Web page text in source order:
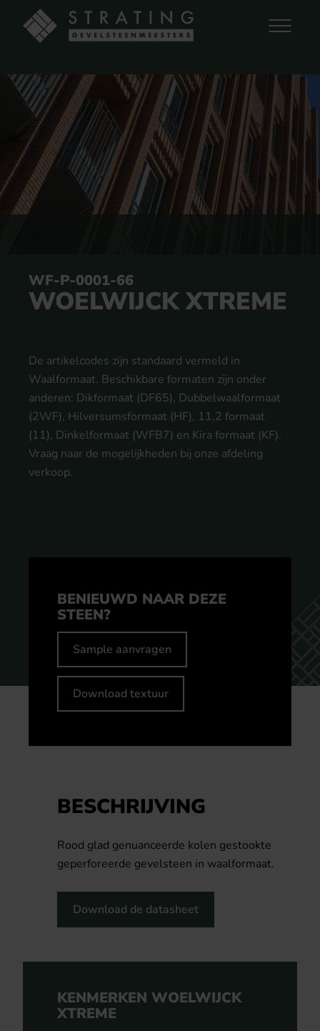
WF-P-0001-66
WOELWIJCK XTREME
De artikelcodes zijn standaard vermeld in
Waalformaat. Beschikbare formaten zijn onder
anderen: Dikformaat (DF65), Dubbelwaalformaat
(2WF), Hilversumsformaat (HF), 11,2 formaat
(11), Dinkelformaat (WFB7) en Kira formaat (KF).
Vraag naar de mogelijkheden bij onze afdeling
verkoop.
BENIEUWD NAAR DEZE
STEEN?
Sample aanvragen
Download textuur
BESCHRIJVING
Rood glad genuanceerde kolen gestookte
geperforeerde gevelsteen in waalformaat.
Download de datasheet
KENMERKEN WOELWIJCK
XTREME